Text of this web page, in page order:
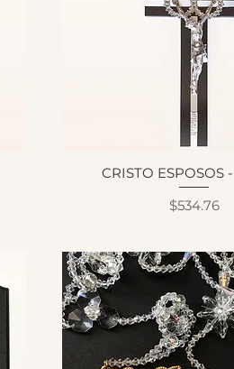
CRISTO ESPOSOS
Precio
$534.76